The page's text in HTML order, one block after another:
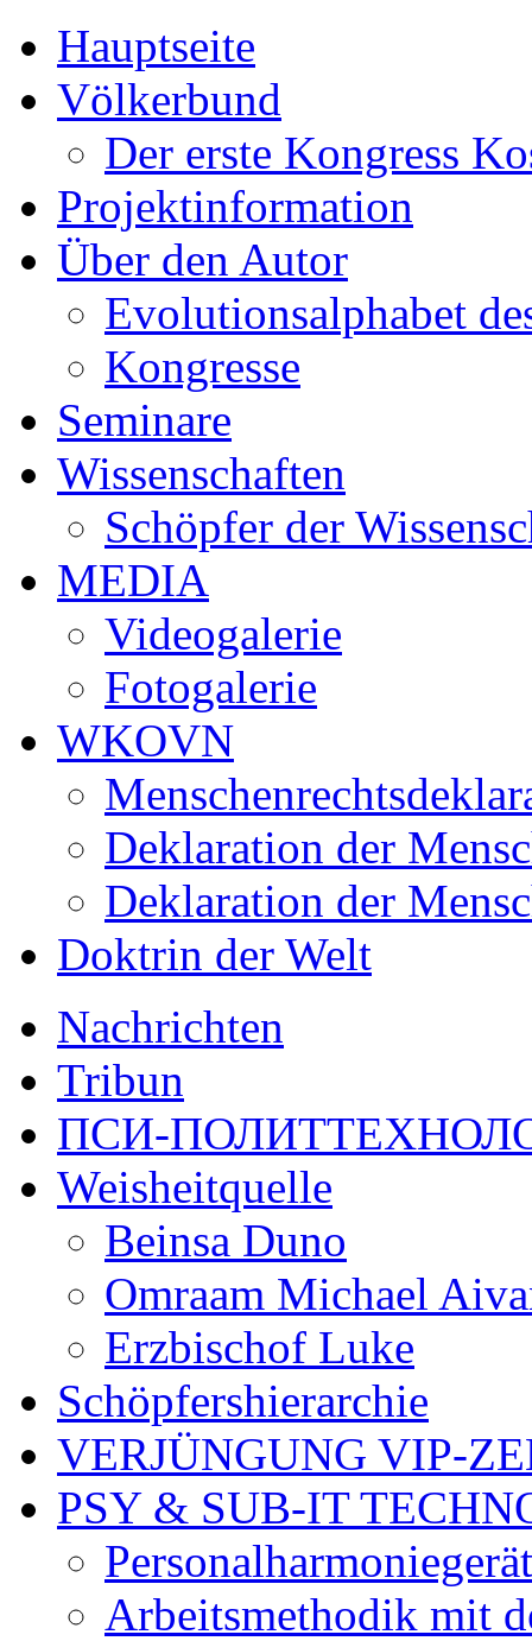
Hauptseite
Völkerbund
Der erste Kongress
Projektinformation
Über den Autor
Evolutionsalphabet
Kongresse
Seminare
Wissenschaften
Schöpfer der
MEDIA
Videogalerie
Fotogalerie
WKOVN
Deklaration der
Deklaration der
Doktrin der Welt
Nachrichten
Tribun
ПСИ-
Weisheitquelle
Beinsa Duno
Omraam Michael
Erzbischof Luke
Schöpfershierarchie
VERJÜNGUNG VIP-
PSY & SUB-IT
Arbeitsmethodik mit